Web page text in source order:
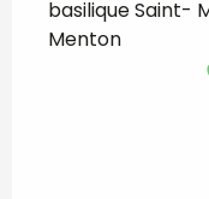
basilique Saint-
Menton